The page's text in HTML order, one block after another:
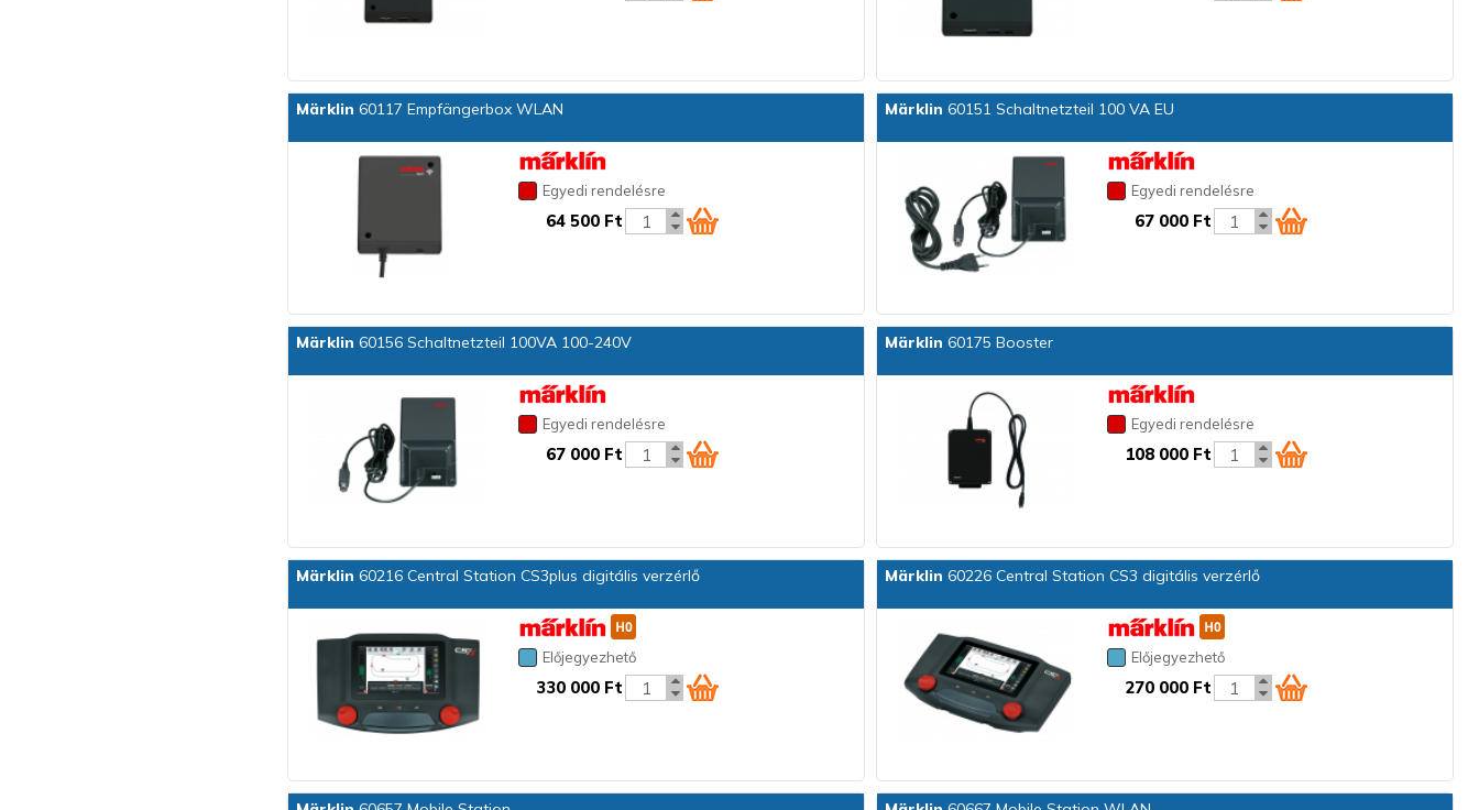
Märklin 60117 Empfängerbox WLAN
Egyedi rendelésre
64 500 Ft
Märklin 60151 Schaltnetzteil 100 VA EU
Egyedi rendelésre
67 000 Ft
Märklin 60156 Schaltnetzteil 100VA 100-240V
Egyedi rendelésre
67 000 Ft
Märklin 60175 Booster
Egyedi rendelésre
108 000 Ft
Märklin 60216 Central Station CS3plus digitális verzérlő
Előjegyezhető
330 000 Ft
Märklin 60226 Central Station CS3 digitális verzérlő
Előjegyezhető
270 000 Ft